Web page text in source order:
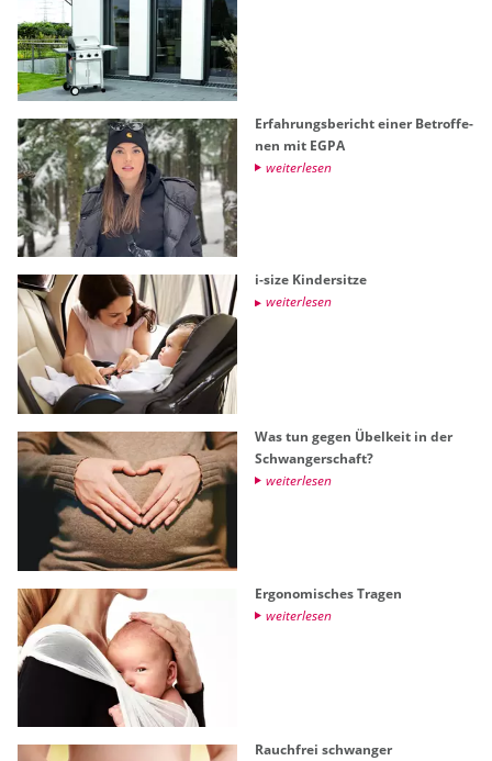
Er­fah­rungs­be­richt einer Be­trof­fe­
nen mit EGPA
wei­ter­le­sen
i-size Kin­der­sit­ze
wei­ter­le­sen
Was tun gegen Übel­keit in der
Schwan­ger­schaft?
wei­ter­le­sen
Er­go­no­mi­sches Tra­gen
wei­ter­le­sen
Rauch­frei schwan­ger